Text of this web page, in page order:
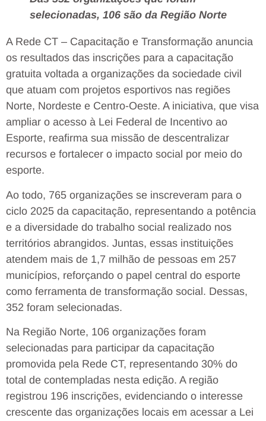
selecionadas, 106 são da Região Norte
A Rede CT – Capacitação e Transformação anuncia
os resultados das inscrições para a capacitação
gratuita voltada a organizações da sociedade civil
que atuam com projetos esportivos nas regiões
Norte, Nordeste e Centro-Oeste. A iniciativa, que visa
ampliar o acesso à Lei Federal de Incentivo ao
Esporte, reafirma sua missão de descentralizar
recursos e fortalecer o impacto social por meio do
esporte.
Ao todo, 765 organizações se inscreveram para o
ciclo 2025 da capacitação, representando a potência
e a diversidade do trabalho social realizado nos
territórios abrangidos. Juntas, essas instituições
atendem mais de 1,7 milhão de pessoas em 257
municípios, reforçando o papel central do esporte
como ferramenta de transformação social. Dessas,
352 foram selecionadas.
Na Região Norte, 106 organizações foram
selecionadas para participar da capacitação
promovida pela Rede CT, representando 30% do
total de contempladas nesta edição. A região
registrou 196 inscrições, evidenciando o interesse
crescente das organizações locais em acessar a Lei